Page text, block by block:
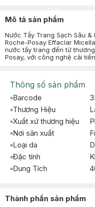
Mô tả sản phẩm
Nước Tẩy Trang Sạch Sâu &
Roche-Posay Effaclar
nước tẩy trang đến từ
Posay, với công nghệ cải
Thông số sản phẩm
Barcode
Thương Hiệu
Xuất xứ thương hiệu
Nơi sản xuất
Loại da
Đặc tính
Dung Tích
Thành phần sản phẩm